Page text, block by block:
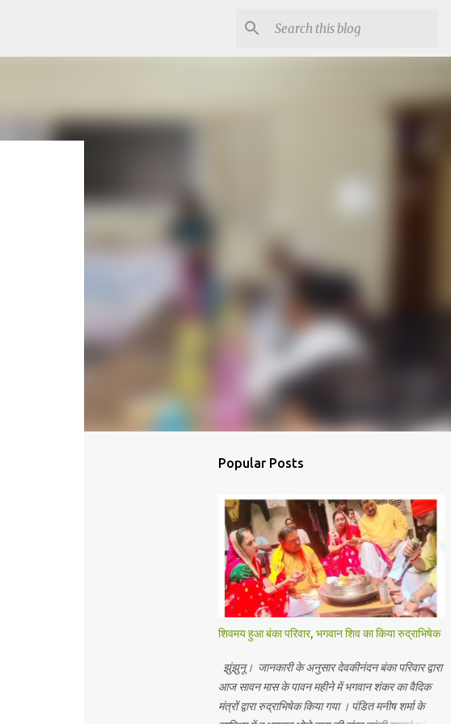
Popular Posts
शिवमय हुआ बंका परिवार, भगवान शिव का किया रुद्राभिषेक
झुंझुनू। जानकारी के अनुसार देवकीनंदन बंका परिवार द्वारा
आज सावन मास के पावन महीने में भगवान शंकर का वैदिक
मंत्रों द्वारा रुद्राभिषेक किया गया । पंडित मनीष शर्मा के